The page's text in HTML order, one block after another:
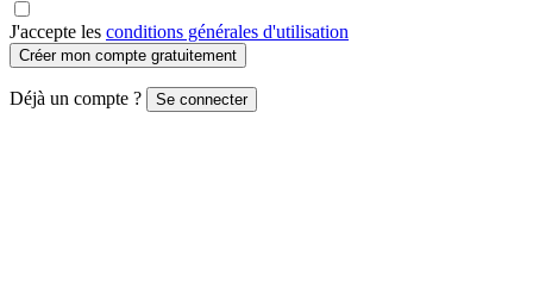
J'accepte les conditions générales d'utilisation
Créer mon compte gratuitement
Déjà un compte ? Se connecter